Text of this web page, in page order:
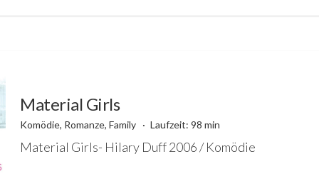
Material Girls
Komödie, Romanze, Family Laufzeit: 98 min
Material Girls- Hilary Duff 2006 / Komödie